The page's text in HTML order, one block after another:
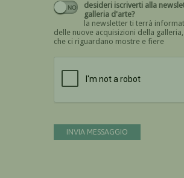
desideri iscriverti alla newsletter di
galleria d'arte?
la newsletter ti terrà
delle nuove acquisizioni della galleria,
che ci riguardano mostre e fiere
INVIA MESSAGGIO